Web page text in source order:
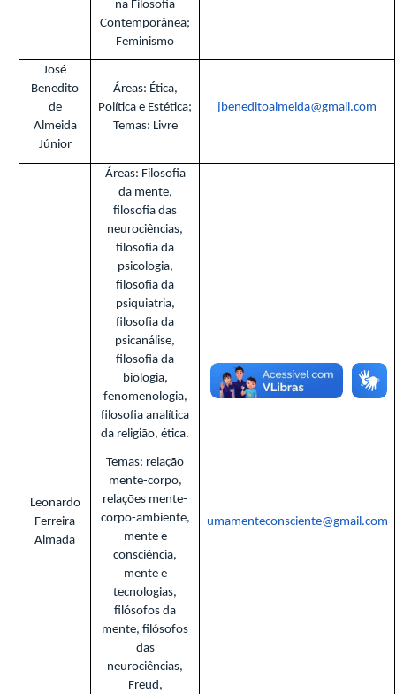
na Filosofia
Contemporânea;
Feminismo
José
Benedito
de
Almeida
Júnior
Áreas: Ética,
Política e Estética;
Temas: Livre
jbeneditoalmeida@gmail.com
Leonardo
Ferreira
Almada
Áreas: Filosofia
da mente,
filosofia das
neurociências,
filosofia da
psicologia,
filosofia da
psiquiatria,
filosofia da
psicanálise,
filosofia da
biologia,
fenomenologia,
filosofia analítica
da religião, ética.
Temas: relação
mente-corpo,
relações mente-
corpo-ambiente,
mente e
consciência,
mente e
tecnologias,
filósofos da
mente, filósofos
das
neurociências,
Freud,
umamenteconsciente@gmail.com